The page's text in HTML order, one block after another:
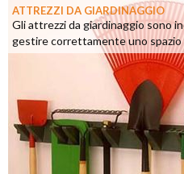
ATTREZZI DA GIARDINAGGIO
Gli attrezzi da giardinaggio sono
gestire correttamente uno spazio